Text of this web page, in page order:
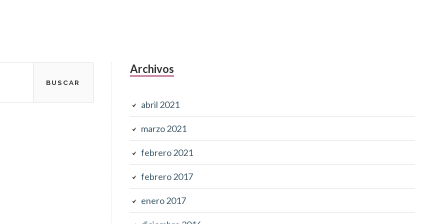
Archivos
abril 2021
marzo 2021
febrero 2021
febrero 2017
enero 2017